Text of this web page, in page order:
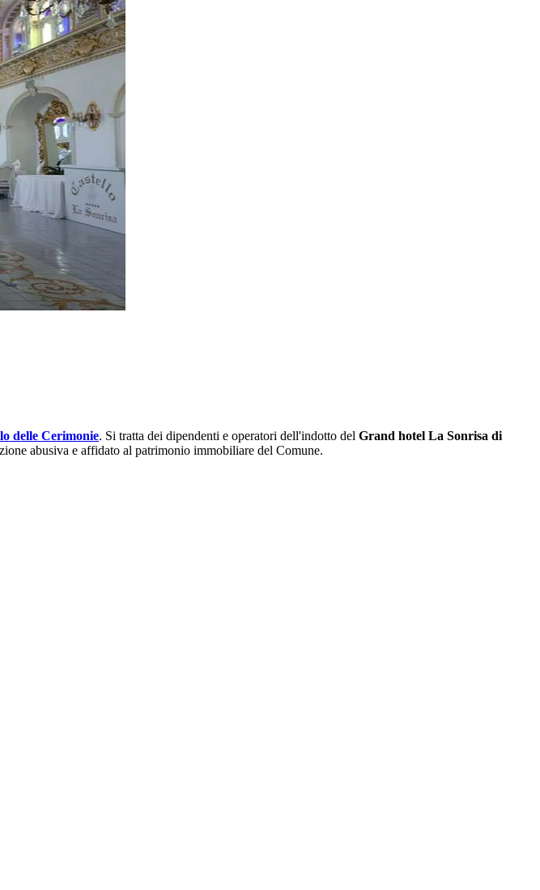
delle Cerimonie. Si tratta dei dipendenti e operatori dell'indotto del Grand hotel La Sonrisa di
abusiva e affidato al patrimonio immobiliare del Comune.